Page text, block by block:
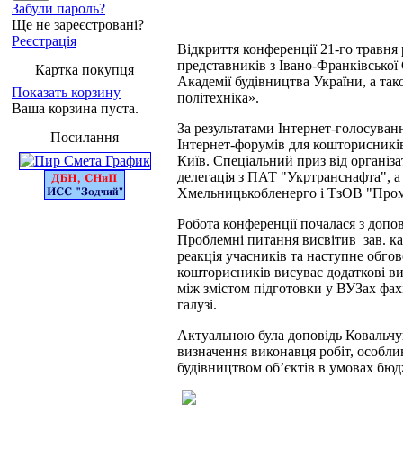
Забули пароль?
Ще не зареєстровані?
Реєстрація
Картка покупця
Показать корзину
Ваша корзина пуста.
Посилання
Відкриття конференції 21-го
представників з Івано-
Академії будівництва України, а
політехніка».
За результатами Інтернет-
Інтернет-форумів для
Київ. Спеціальний приз від
делегація з ПАТ "Укртранснафта",
Хмельницькобленерго і ТзОВ
Робота конференції почалася з
Проблемні питання висвітив зав.
реакція учасників та наступне
кошторисників висуває додаткові
між змістом підготовки у ВУЗах
галузі.
Актуальною була доповідь
визначення виконавця робіт,
будівництвом об’єктів в умовах